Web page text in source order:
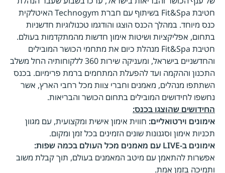
חטיבת Fit&Spa בשיתוף עם חברת Technogym האיטלקית
כנס מיוחד. במהלך הכנס הוצגו והודגמו טכנולוגיות חדשניות
בתחום, אפליקציות ושיטות אימון חדשות מהמתקדמות בעולם.
חטיבת Fit&Spa מנהלת כיום את מתחמי הכושר המובילים
והחדשניים בישראל, ומעניקה שירות 360 ללקוחותיה החל משלב
התכנון וההקמה ועד להפעלת המתחמים ברמת פרימיום. בכנס
השתתפו מנהלים, מאמנים וחברי צוות מכל רחבי הארץ, אשר
נחשפו לחידושים המובילים בתחום הכושר והבריאות.
החידושים שהוצגו בכנס:
אימונים וירטואליים: חווית אימון אישית ומקצועית, עם מגוון
תכניות אימון וסגנונות שונים הזמינים בכל זמן ומקום.
אימונים ב-LIVE עם מאמנים מכל העולם בכמה שפות:
אפשרות להתאמן עם מיטב המאמנים בעולם, תוך קבלת משוב
ותמיכה בזמן אמת.